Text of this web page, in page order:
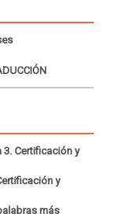
3. Certificación y
y
más